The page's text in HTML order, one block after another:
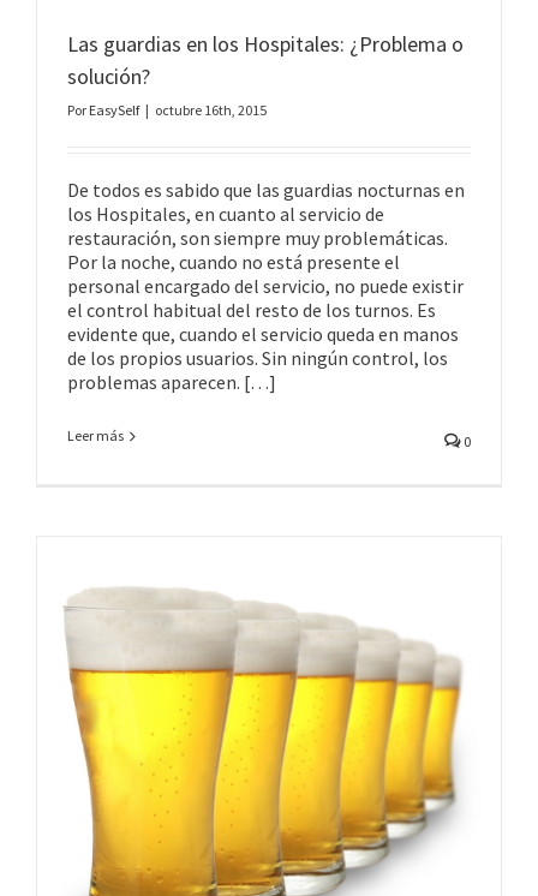
Las guardias en los Hospitales: ¿Problema o
solución?
Por EasySelf | octubre 16th, 2015
De todos es sabido que las guardias nocturnas en
los Hospitales, en cuanto al servicio de
restauración, son siempre muy problemáticas.
Por la noche, cuando no está presente el
personal encargado del servicio, no puede existir
el control habitual del resto de los turnos. Es
evidente que, cuando el servicio queda en manos
de los propios usuarios. Sin ningún control, los
problemas aparecen. […]
Leer más 0